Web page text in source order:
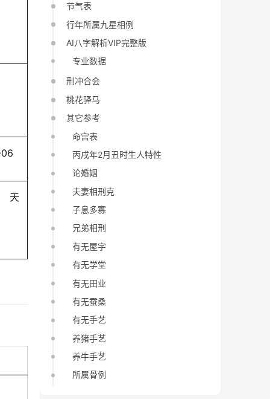
天
节气表
行年所属九星相例
AI八字解析VIP完整版
专业数据
刑冲合会
桃花驿马
其它参考
命宫表
丙戌年2月丑时生人特性
论婚姻
夫妻相刑克
子息多寡
兄弟相刑
有无屋宇
有无学堂
有无田业
有无蚕桑
有无手艺
养猪手艺
养牛手艺
所属骨例